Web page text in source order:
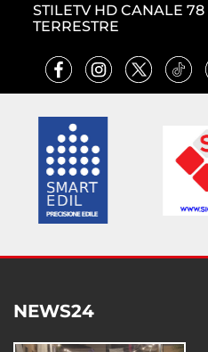
STILETV HD CANALE
TERRESTRE
NEWS24